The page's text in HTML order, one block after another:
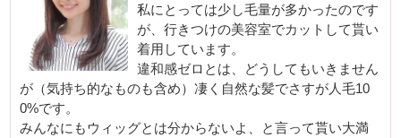
私にとっては少し毛量が多かったのです
が、行きつけの美容室でカットして貰い
着用しています。
違和感ゼロとは、どうしてもいきません
が（気持ち的なものも含め）凄く自然な髪でさすが人毛10
0%です。
みんなにもウィッグとは分からないよ、と言って貰い大満